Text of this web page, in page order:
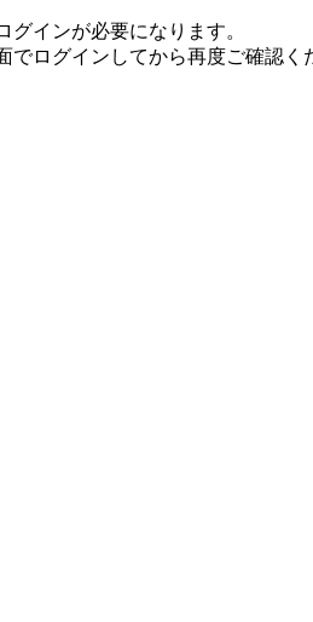
グインが必要になります。
でログインしてから再度ご確認く